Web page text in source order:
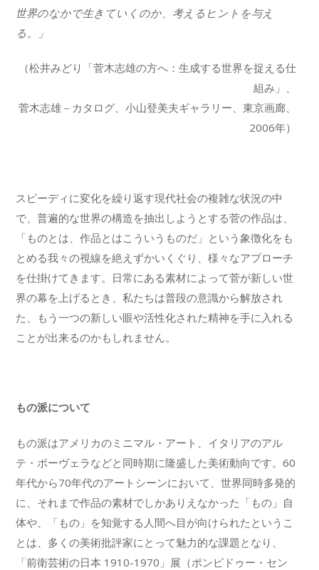
世界のなかで生きていくのか、考えるヒントを与え
る。」
（松井みどり「菅木志雄の方へ：生成する世界を捉える仕
組み」、
菅木志雄－カタログ、小山登美夫ギャラリー、東京画廊、
2006年）
スピーディに変化を繰り返す現代社会の複雑な状況の中
で、普遍的な世界の構造を抽出しようとする菅の作品は、
「ものとは、作品とはこういうものだ」という象徴化をも
とめる我々の視線を絶えずかいくぐり、様々なアプローチ
を仕掛けてきます。日常にある素材によって菅が新しい世
界の幕を上げるとき、私たちは普段の意識から解放され
た、もう一つの新しい眼や活性化された精神を手に入れる
ことが出来るのかもしれません。
もの派について
もの派はアメリカのミニマル・アート、イタリアのアル
テ・ポーヴェラなどと同時期に隆盛した美術動向です。60
年代から70年代のアートシーンにおいて、世界同時多発的
に、それまで作品の素材でしかありえなかった「もの」自
体や、「もの」を知覚する人間へ目が向けられたというこ
とは、多くの美術批評家にとって魅力的な課題となり、
「前衛芸術の日本 1910-1970」展（ポンピドゥー・セン